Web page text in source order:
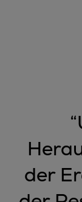
“
der